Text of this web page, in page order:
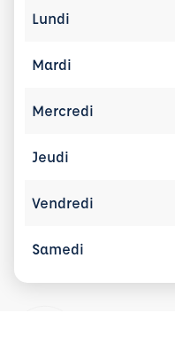
Lundi
Mardi
Mercredi
Jeudi
Vendredi
Samedi